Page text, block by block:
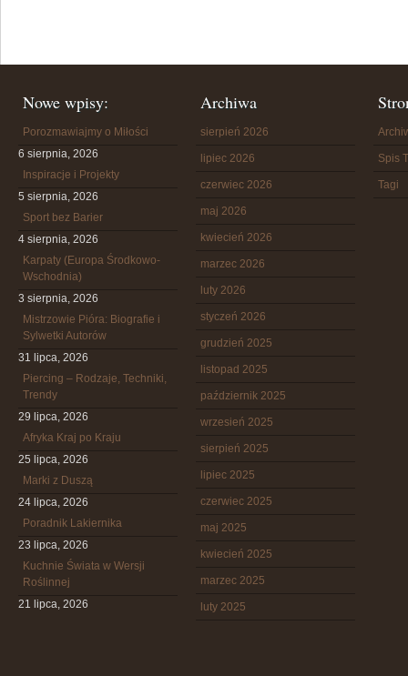
Nowe wpisy:
Porozmawiajmy o Miłości
6 sierpnia, 2026
Inspiracje i Projekty
5 sierpnia, 2026
Sport bez Barier
4 sierpnia, 2026
Karpaty (Europa Środkowo-
Wschodnia)
3 sierpnia, 2026
Mistrzowie Pióra: Biografie i
Sylwetki Autorów
31 lipca, 2026
Piercing – Rodzaje, Techniki,
Trendy
29 lipca, 2026
Afryka Kraj po Kraju
25 lipca, 2026
Marki z Duszą
24 lipca, 2026
Poradnik Lakiernika
23 lipca, 2026
Kuchnie Świata w Wersji
Roślinnej
21 lipca, 2026
Archiwa
sierpień 2026
lipiec 2026
czerwiec 2026
maj 2026
kwiecień 2026
marzec 2026
luty 2026
styczeń 2026
grudzień 2025
listopad 2025
październik 2025
wrzesień 2025
sierpień 2025
lipiec 2025
czerwiec 2025
maj 2025
kwiecień 2025
marzec 2025
luty 2025
Spis
Tagi